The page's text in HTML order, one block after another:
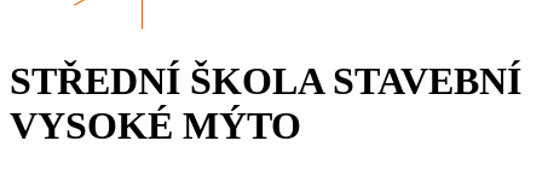
STŘEDNÍ ŠKOLA STAVEBNÍ
VYSOKÉ MÝTO